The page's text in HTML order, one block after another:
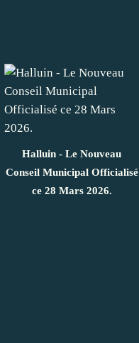
Halluin - Le Nouveau
Conseil Municipal Officialisé
ce 28 Mars 2026.